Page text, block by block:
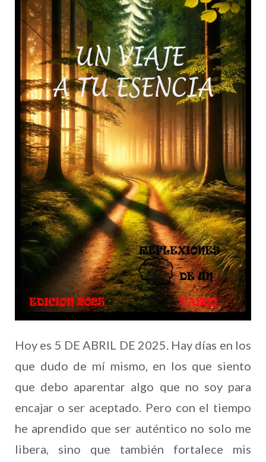
Hoy es 5 DE ABRIL DE 2025. Hay días en los
que dudo de mí mismo, en los que siento
que debo aparentar algo que no soy para
encajar o ser aceptado. Pero con el tiempo
he aprendido que ser auténtico no solo me
libera, sino que también fortalece mis